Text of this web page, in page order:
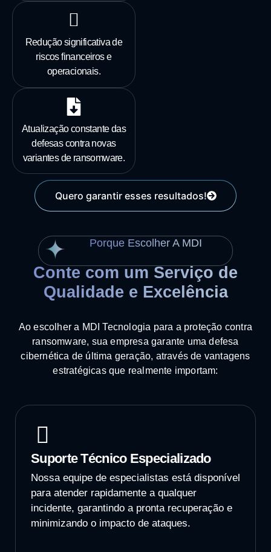
Redução significativa de
riscos financeiros e
operacionais.
Atualização constante das
defesas contra novas
variantes de ransomware.
Quero garantir esses resultados!
Porque Escolher A MDI
Conte com um Serviço de
Qualidade e Excelência
Ao escolher a MDI Tecnologia para a proteção contra
ransomware, sua empresa garante uma defesa
cibernética de última geração, através de vantagens
estratégicas que realmente importam:
Suporte Técnico Especializado
Nossa equipe de especialistas está disponível
para atender rapidamente a qualquer
incidente, garantindo a pronta recuperação e
minimizando o impacto de ataques.